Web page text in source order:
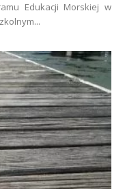
Edukacji Morskiej w